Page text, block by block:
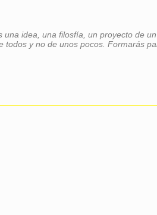
una idea, una filosfía, un proyecto de
todos y no de unos pocos. Formarás